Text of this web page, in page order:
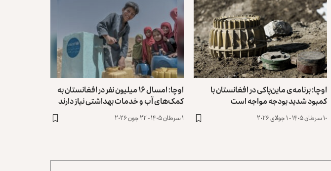
اوچا: برنامه‌ی ماین‌پاکی در افغانستان با
کمبود شدید بودجه مواجه است
۱۰ سرطان ۱۴۰۵ - ۱ جولای ۲۰۲۶
اوچا: امسال ۱۶ میلیون نفر در افغانستان به
کمک‌های آب و خدمات بهداشتی نیاز دارند
۱ سرطان ۱۴۰۵ - ۲۲ جون ۲۰۲۶